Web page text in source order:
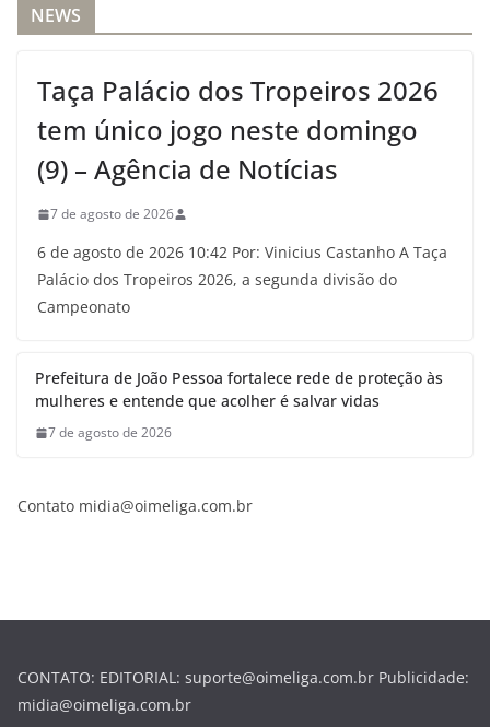
NEWS
Taça Palácio dos Tropeiros 2026
tem único jogo neste domingo
(9) – Agência de Notícias
7 de agosto de 2026
6 de agosto de 2026 10:42 Por: Vinicius Castanho A Taça
Palácio dos Tropeiros 2026, a segunda divisão do
Campeonato
Prefeitura de João Pessoa fortalece rede de proteção às
mulheres e entende que acolher é salvar vidas
7 de agosto de 2026
Contato midia@oimeliga.com.br
CONTATO: EDITORIAL: suporte@oimeliga.com.br Publicidade:
midia@oimeliga.com.br